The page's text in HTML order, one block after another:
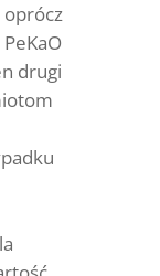
oprócz
drugi